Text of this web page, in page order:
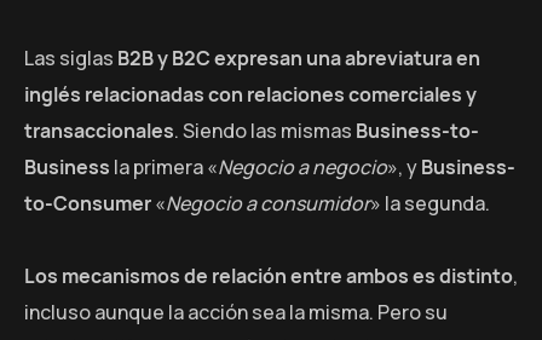
Las siglas B2B y B2C expresan una abreviatura en
inglés relacionadas con relaciones comerciales y
transaccionales. Siendo las mismas Business-to-
Business la primera «Negocio a negocio», yBusiness-
to-Consumer«Negocio a consumidor» la segunda.
Los mecanismos de relación entre ambos es distinto,
incluso aunque la acción sea la misma. Pero su